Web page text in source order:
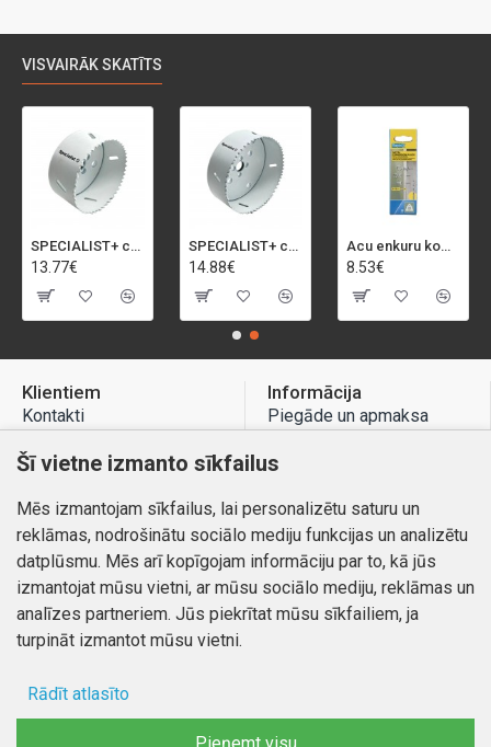
VISVAIRĀK SKATĪTS
SPECIALIST+ caurumu zāģis BI-METAL, 92 mm
13.77€
SPECIALIST+ caurumu zāģis BI-METAL, 98 mm
14.88€
Acu enkuru komplekts, 3-13 mm, Rapid, 12 gab.
8.53€
Klientiem
Kontakti
Preču atgriešana
Mans profils
Pasūtījumi
Informācija
Piegāde un apmaksa
Atteikuma tiesības
Kontakti
aizsargātas
Šī vietne izmanto sīkfailus
Mēs izmantojam sīkfailus, lai personalizētu saturu un
reklāmas, nodrošinātu sociālo mediju funkcijas un analizētu
datplūsmu. Mēs arī kopīgojam informāciju par to, kā jūs
izmantojat mūsu vietni, ar mūsu sociālo mediju, reklāmas un
analīzes partneriem. Jūs piekrītat mūsu sīkfailiem, ja
turpināt izmantot mūsu vietni.
Rādīt atlasīto